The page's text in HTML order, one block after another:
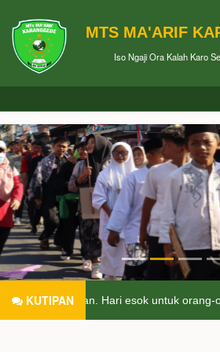
MTS MA'ARIF
Iso Ngaji Ora Kalah Karo
KUTIPAN
Hari esok untuk orang-orang yang